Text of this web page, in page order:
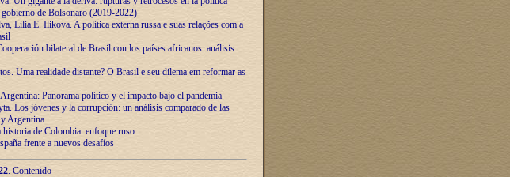
de Bolsonaro (2019-2022)
Lilia E. Ilikova. A política externa russa e suas relações com a
bilateral de Brasil con los países africanos: análisis
Uma realidade distante? O Brasil e seu dilema em reformar as
Panorama político y el impacto bajo el pandemia
Los jóvenes y la corrupción: un análisis comparado de las
Argentina
de Colombia: enfoque ruso
frente a nuevos desafíos
. Contenido